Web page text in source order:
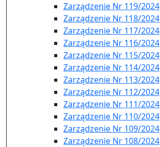
Zarządzenie Nr 119/2024
Zarządzenie Nr 118/2024
Zarządzenie Nr 117/2024
Zarządzenie Nr 116/2024
Zarządzenie Nr 115/2024
Zarządzenie Nr 114/2024
Zarządzenie Nr 113/2024
Zarządzenie Nr 112/2024
Zarządzenie Nr 111/2024
Zarządzenie Nr 110/2024
Zarządzenie Nr 109/2024
Zarządzenie Nr 108/2024